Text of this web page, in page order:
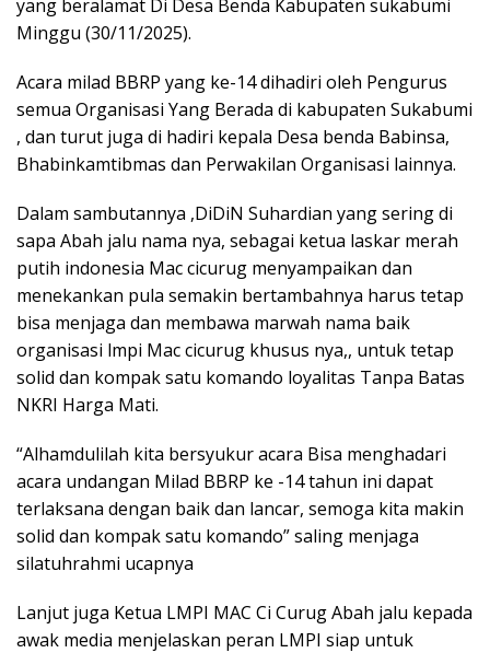
yang beralamat Di Desa Benda Kabupaten sukabumi
Minggu (30/11/2025).
Acara milad BBRP yang ke-14 dihadiri oleh Pengurus
semua Organisasi Yang Berada di kabupaten Sukabumi
, dan turut juga di hadiri kepala Desa benda Babinsa,
Bhabinkamtibmas dan Perwakilan Organisasi lainnya.
Dalam sambutannya ,DiDiN Suhardian yang sering di
sapa Abah jalu nama nya, sebagai ketua laskar merah
putih indonesia Mac cicurug menyampaikan dan
menekankan pula semakin bertambahnya harus tetap
bisa menjaga dan membawa marwah nama baik
organisasi lmpi Mac cicurug khusus nya,, untuk tetap
solid dan kompak satu komando loyalitas Tanpa Batas
NKRI Harga Mati.
“Alhamdulilah kita bersyukur acara Bisa menghadari
acara undangan Milad BBRP ke -14 tahun ini dapat
terlaksana dengan baik dan lancar, semoga kita makin
solid dan kompak satu komando” saling menjaga
silatuhrahmi ucapnya
Lanjut juga Ketua LMPI MAC Ci Curug Abah jalu kepada
awak media menjelaskan peran LMPI siap untuk